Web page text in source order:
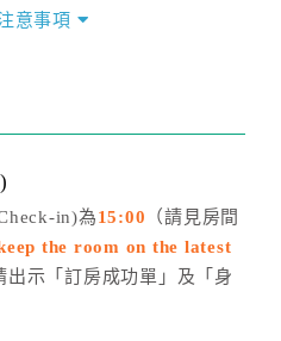
，四方通行
為次日計算及辦理。
上6:00
意事項
in)為15:00 （請見房間
the room on the latest
出示「訂房成功單」及「身